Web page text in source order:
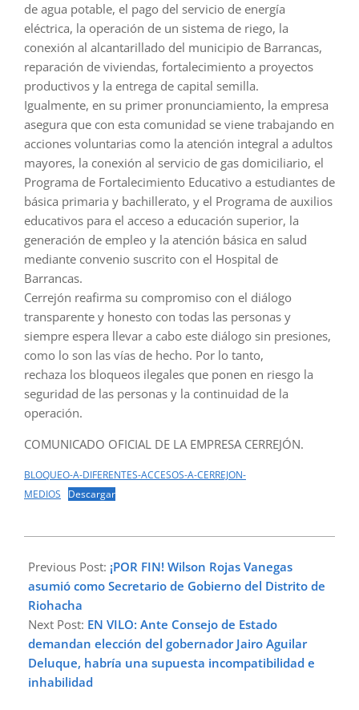
de agua potable, el pago del servicio de energía
eléctrica, la operación de un sistema de riego, la
conexión al alcantarillado del municipio de Barrancas,
reparación de viviendas, fortalecimiento a proyectos
productivos y la entrega de capital semilla.
Igualmente, en su primer pronunciamiento, la empresa
asegura que con esta comunidad se viene trabajando en
acciones voluntarias como la atención integral a adultos
mayores, la conexión al servicio de gas domiciliario, el
Programa de Fortalecimiento Educativo a estudiantes de
básica primaria y bachillerato, y el Programa de auxilios
educativos para el acceso a educación superior, la
generación de empleo y la atención básica en salud
mediante convenio suscrito con el Hospital de
Barrancas.
Cerrejón reafirma su compromiso con el diálogo
transparente y honesto con todas las personas y
siempre espera llevar a cabo este diálogo sin presiones,
como lo son las vías de hecho. Por lo tanto,
rechaza los bloqueos ilegales que ponen en riesgo la
seguridad de las personas y la continuidad de la
operación.
COMUNICADO OFICIAL DE LA EMPRESA CERREJÓN.
BLOQUEO-A-DIFERENTES-ACCESOS-A-CERREJON-
MEDIOS
Descargar
01-
16
Previous Post: ¡POR FIN! Wilson Rojas Vanegas
asumió como Secretario de Gobierno del Distrito de
Riohacha
Next Post: EN VILO: Ante Consejo de Estado
demandan elección del gobernador Jairo Aguilar
Deluque, habría una supuesta incompatibilidad e
inhabilidad